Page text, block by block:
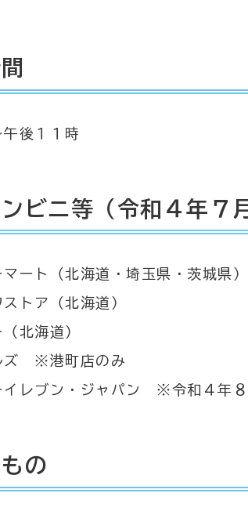
後１１時
ビニ等（令和４年７
ート（北海道・埼玉県・茨城県）
トア（北海道）
北海道）
ズ ※港町店のみ
イレブン・ジャパン ※令和４年８
の